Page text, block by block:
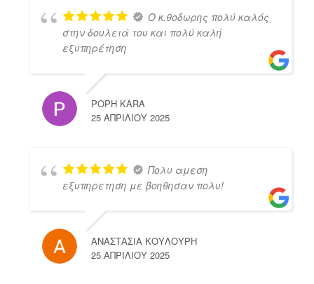
Ο κ.θοδωρης πολύ καλός
στην δουλειά του και πολύ καλή
εξυπηρέτηση
POPH KARA
25 ΑΠΡΙΛΊΟΥ 2025
Πολυ αμεση
εξυπηρετηση με βοηθησαν πολυ!
ΑΝΑΣΤΑΣΙΑ ΚΟΥΛΟΥΡΗ
25 ΑΠΡΙΛΊΟΥ 2025